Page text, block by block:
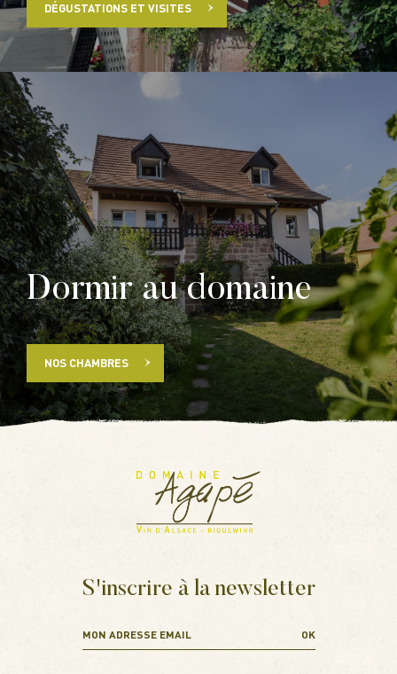
DÉGUSTATIONS ET VISITES
Dormir au domaine
NOS CHAMBRES
S'inscrire à la newsletter